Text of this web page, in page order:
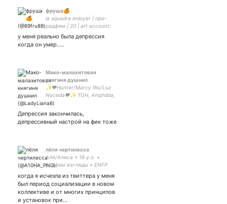
фруша🍊
la squadra enjoyer | про-
радфем | 20 | art account:
у меня реально была депрессия
когда он умер.....
Мако-малахитовая
княгиня душнил
✨❤️Hunter/Marcy Wu/Luz
Noceda❤️✨ TOH, Amphibia,
She-Ra, SU, ATLA, Good
She/her/whatever
Rus/Eng/Ukr 🖤🤍💜 Loves
Депрессия закончилась,
депрессивный настрой на фик тоже
лёля чертилесса
Аля/Алиса • 16 y.o. •
радфем взгляды • ENFP
оформа с
когда я исчезла из твиттера у меня
был период социализации в новом
коллективе и от многих принципов
и установок при…